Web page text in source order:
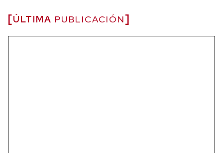
ÚLTIMA PUBLICACIÓN